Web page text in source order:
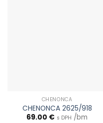
CHENONCA
CHENONCA 2625/918
69.00 € s DPH /bm